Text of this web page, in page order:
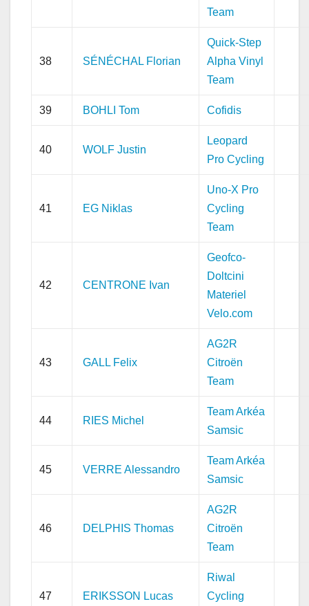
Team
38 SÉNÉCHAL Florian
Quick-Step
Alpha Vinyl
Team
39 BOHLI Tom Cofidis
40 WOLF Justin
Leopard
Pro Cycling
41 EG Niklas
Uno-X Pro
Cycling
Team
42 CENTRONE Ivan
Geofco-
Doltcini
Materiel
Velo.com
43 GALL Felix
AG2R
Citroën
Team
44 RIES Michel
Team Arkéa
Samsic
45 VERRE Alessandro
Team Arkéa
Samsic
46 DELPHIS Thomas
AG2R
Citroën
Team
47 ERIKSSON Lucas
Riwal
Cycling